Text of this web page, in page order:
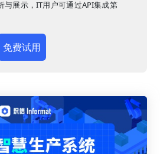
与展示，IT用户可通过API集成第
免费试用